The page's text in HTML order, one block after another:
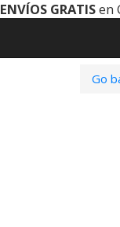
ENVÍOS GRATISen
Go